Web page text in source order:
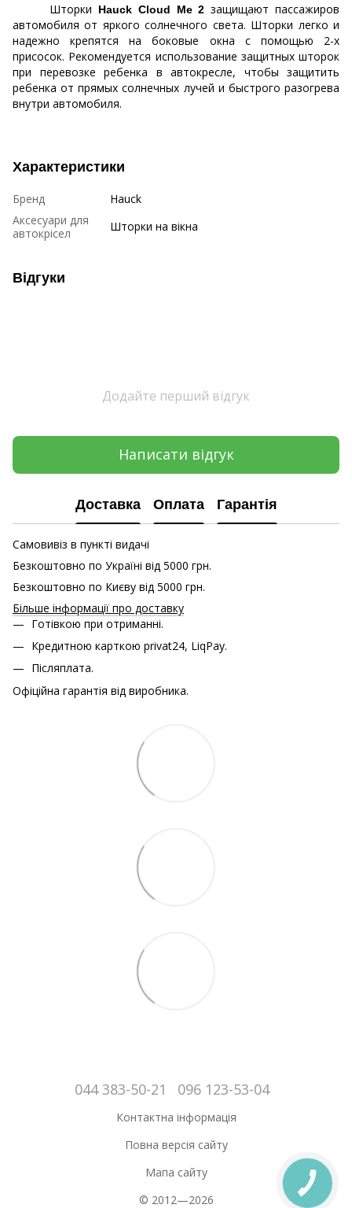
Шторки Hauck Cloud Me2 защищают пассажиров
автомобиля от яркого солнечного света. Шторки легко и
надежно крепятся на боковые окна с помощью 2-х
присосок. Рекомендуется использование защитных шторок
при перевозке ребенка в автокресле, чтобы защитить
ребенка от прямых солнечных лучей и быстрого разогрева
внутри автомобиля.
Характеристики
Бренд
Hauck
Аксесуари для
автокрісел
Шторки на вікна
Відгуки
Додайте перший відгук
Написати відгук
Доставка Оплата Гарантія
Самовивіз в пункті видачі
Безкоштовно по Україні від 5000 грн.
Безкоштовно по Києву від 5000 грн.
Більше інформації про доставку
Готівкою при отриманні.
Кредитною карткою privat24, LiqPay.
Післяплата.
Офіційна гарантія від виробника.
044 383-50-21 096 123-53-04
Контактна інформація
Повна версія сайту
Мапа сайту
© 2012—2026